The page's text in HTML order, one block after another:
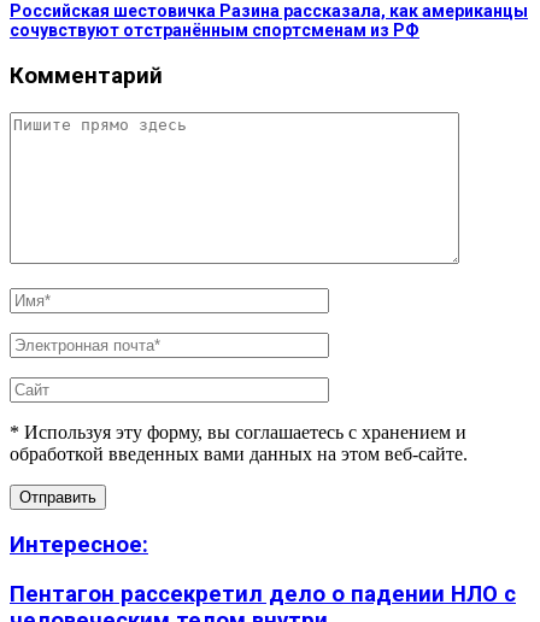
Российская шестовичка Разина рассказала, как американцы
сочувствуют отстранённым спортсменам из РФ
Комментарий
* Используя эту форму, вы соглашаетесь с хранением и
обработкой введенных вами данных на этом веб-сайте.
Интересное:
Пентагон рассекретил дело о падении НЛО с